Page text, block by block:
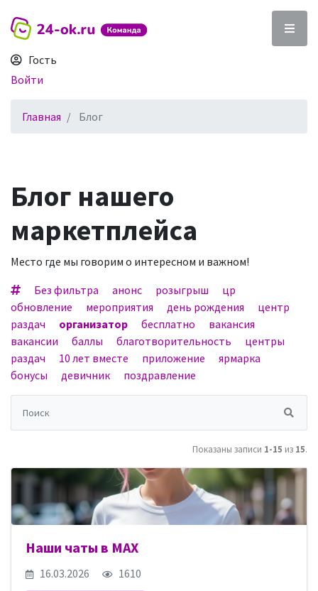
Гость
Войти
Главная Блог
Блог нашего
маркетплейса
Место где мы говорим о интересном и важном!
Без фильтра
анонс розыгрыш
цр
обновление
мероприятия день рождения
центр
раздач
организатор бесплатно
вакансия
вакансии
баллы благотворительность
центры
раздач
10 лет вместе приложение
ярмарка
бонусы
девичник поздравление
Показаны записи 1-15 из 15.
Наши чаты в MAX
16.03.2026 1610